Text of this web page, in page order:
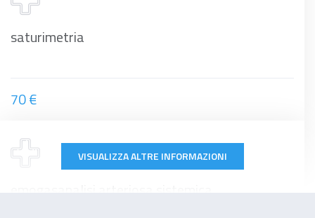
saturimetria
70 €
VISUALIZZA ALTRE INFORMAZIONI